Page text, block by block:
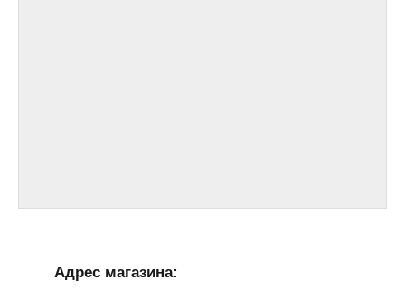
Адрес магазина: